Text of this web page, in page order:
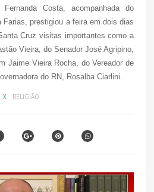
Costa, acompanhada do
Farias, prestigiou a feira em dois dias
Cruz visitas importantes como a
Vieira, do Senador José Agripino,
Jaime Vieira Rocha, do Vereador de
do RN, Rosalba Ciarlini.
X RELIGIÃO